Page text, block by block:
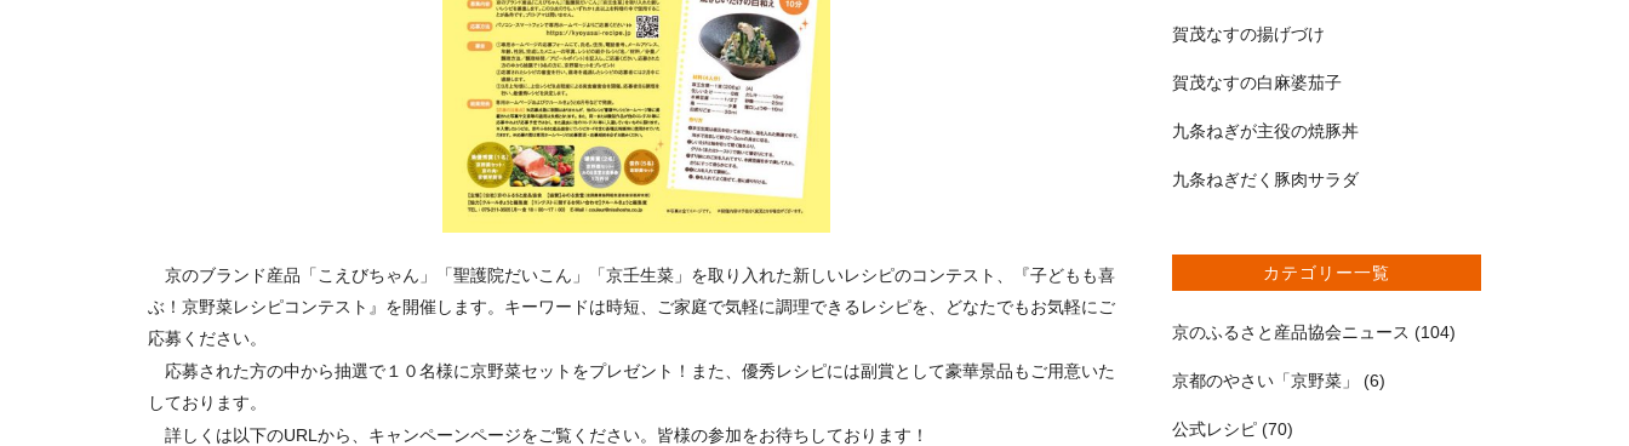
京のブランド産品「こえびちゃん」「聖護院だいこん」「京壬生菜」を取り入れた新しいレシピのコンテスト、『子どもも喜
ぶ！京野菜レシピコンテスト』を開催します。キーワードは時短、ご家庭で気軽に調理できるレシピを、どなたでもお気軽にご
応募ください。
応募された方の中から抽選で１０名様に京野菜セットをプレゼント！また、優秀レシピには副賞として豪華景品もご用意いた
しております。
詳しくは以下のURLから、キャンペーンページをご覧ください。皆様の参加をお待ちしております！
賀茂なすの揚げづけ
賀茂なすの白麻婆茄子
九条ねぎが主役の焼豚丼
九条ねぎだく豚肉サラダ
カテゴリー一覧
京のふるさと産品協会ニュース (104)
京都のやさい「京野菜」 (6)
公式レシピ (70)